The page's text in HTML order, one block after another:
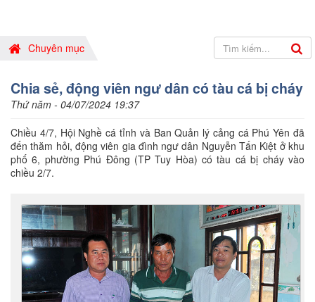
Chuyên mục
Chia sẻ, động viên ngư dân có tàu cá bị cháy
Thứ năm - 04/07/2024 19:37
Chiều 4/7, Hội Nghề cá tỉnh và Ban Quản lý cảng cá Phú Yên đã
đến thăm hỏi, động viên gia đình ngư dân Nguyễn Tấn Kiệt ở khu
phố 6, phường Phú Đông (TP Tuy Hòa) có tàu cá bị cháy vào
chiều 2/7.